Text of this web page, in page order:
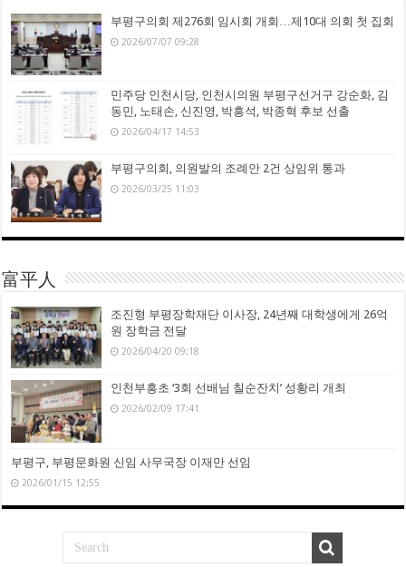
부평구의회 제276회 임시회 개회…제10대 의회 첫 집회
2026/07/07 09:28
민주당 인천시당, 인천시의원 부평구선거구 강순화, 김
동민, 노태손, 신진영, 박흥석, 박종혁 후보 선출
2026/04/17 14:53
부평구의회, 의원발의 조례안 2건 상임위 통과
2026/03/25 11:03
富平人
조진형 부평장학재단 이사장, 24년째 대학생에게 26억
원 장학금 전달
2026/04/20 09:18
인천부흥초 ‘3회 선배님 칠순잔치’ 성황리 개최
2026/02/09 17:41
부평구, 부평문화원 신임 사무국장 이재만 선임
2026/01/15 12:55